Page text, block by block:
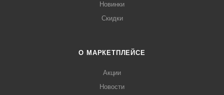
Новинки
Скидки
О МАРКЕТПЛЕЙСЕ
Акции
Новости